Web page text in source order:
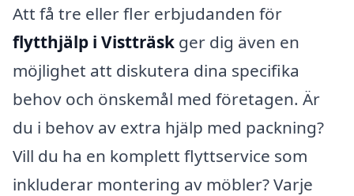
Att få tre eller fler erbjudanden för
flytthjälp i Vistträsk ger dig även en
möjlighet att diskutera dina specifika
behov och önskemål med företagen. Är
du i behov av extra hjälp med packning?
Vill du ha en komplett flyttservice som
inkluderar montering av möbler? Varje